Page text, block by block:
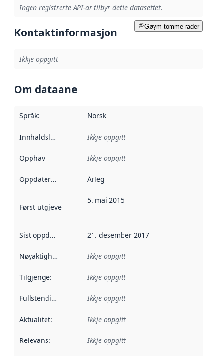
Ingen registrerte API-ar tilbyr dette datasettet.
Gøym tomme rader
Kontaktinformasjon
Ikkje oppgitt
Om dataane
Språk: Norsk
Innhaldsleverandørar :
Ikkje oppgitt
Opphav: Ikkje oppgitt
Oppdateringsfrekvens :
Årleg
Først utgjeve:
5. mai 2015
Sist oppdatert 21. desember 2017
Nøyaktigheit Ikkje oppgitt
Tilgjenge: Ikkje oppgitt
Fullstendigheit Ikkje oppgitt
Aktualitet: Ikkje oppgitt
Relevans: Ikkje oppgitt